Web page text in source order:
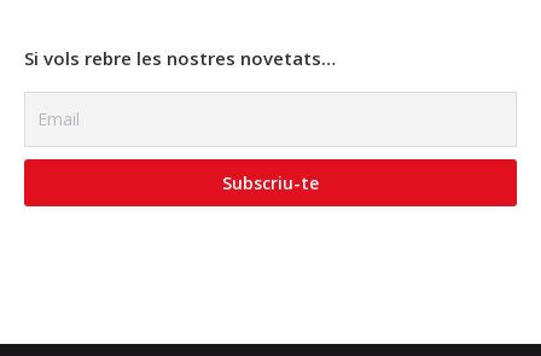
Si vols rebre les nostres novetats…